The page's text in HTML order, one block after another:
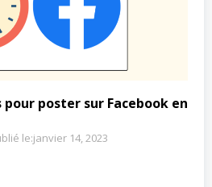
poster sur Facebook en
le:janvier 14, 2023